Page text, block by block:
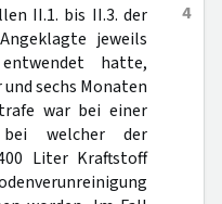
4
II.1. bis II.3. der
jeweils
hatte,
sechs Monaten
war bei einer
welcher der
Liter Kraftstoff